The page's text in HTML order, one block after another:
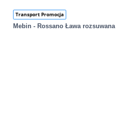
Transport Promocja
Mebin - Rossano Ława rozsuwana